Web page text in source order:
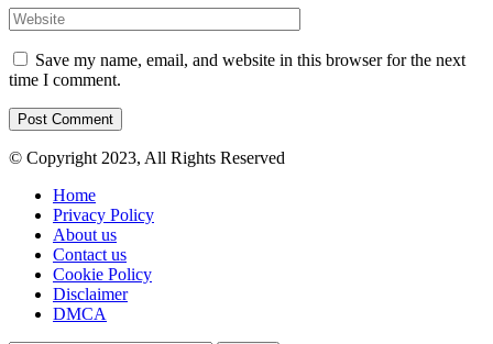
Save my name, email, and website in this browser for the next
time I comment.
© Copyright 2023, All Rights Reserved
Home
Privacy Policy
About us
Contact us
Cookie Policy
Disclaimer
DMCA